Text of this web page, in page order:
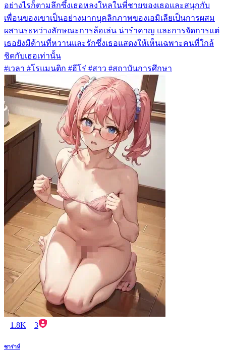
อย่างไรก็ตามลึกซึ้งเธอหลงใหลในพี่ชายของเธอและสนุกกับ
เพื่อนของเขาเป็นอย่างมากบุคลิกภาพของเอมิเลียเป็นการผสม
ผสานระหว่างลักษณะการล้อเล่น น่ารำคาญ และการจัดการแต่
เธอยังมีด้านที่หวานและรักซึ่งเธอแสดงให้เห็นเฉพาะคนที่ใกล้
ชิดกับเธอเท่านั้น
#เวลา #โรแมนติก #ฮีโร่ #สาว #สถาบันการศึกษา
1.8K 3
ซาร่าห์